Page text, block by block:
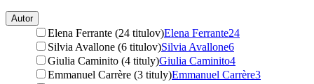
Autor
Elena Ferrante (24 titulov)Elena Ferrante24
Silvia Avallone (6 titulov)Silvia Avallone6
Giulia Caminito (4 tituly)Giulia Caminito4
Emmanuel Carrère (3 tituly)Emmanuel Carrère3